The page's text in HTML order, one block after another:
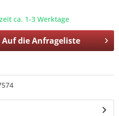
ca. 1-3 Werktage
Auf dieAnfrageliste